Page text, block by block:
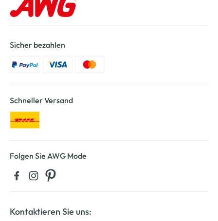
Sicher bezahlen
Schneller Versand
Folgen Sie AWG Mode
Kontaktieren Sie uns: